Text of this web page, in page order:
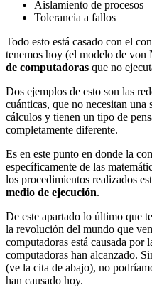
Aislamiento de procesos
Tolerancia a fallos
Todo esto está casado con el
tenemos hoy (el modelo de von
de computadoras que no
Dos ejemplos de esto son las
cuánticas, que no necesitan una
cálculos y tienen un tipo de
completamente diferente.
Es en este punto en donde la
específicamente de las
los procedimientos realizados
medio de ejecución.
De este apartado lo último que
la revolución del mundo que
computadoras está causada por
computadoras han alcanzado.
(ve la cita de abajo), no
han causado hoy.